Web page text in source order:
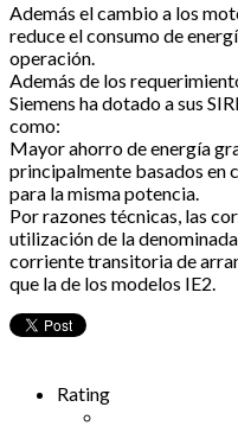
Además el cambio a los
reduce el consumo de
operación.
Además de los
Siemens ha dotado a sus
como:
Mayor ahorro de energía
principalmente basados en
para la misma potencia.
Por razones técnicas, las
utilización de la
corriente transitoria de
que la de los modelos IE2.
Rating